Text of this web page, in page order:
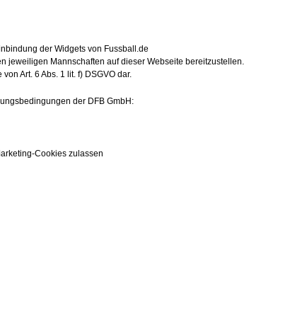
der Widgets von Fussball.de
jeweiligen Mannschaften auf dieser Webseite bereitzustellen.
Art. 6 Abs. 1 lit. f) DSGVO dar.
der DFB GmbH:
Cookies zulassen